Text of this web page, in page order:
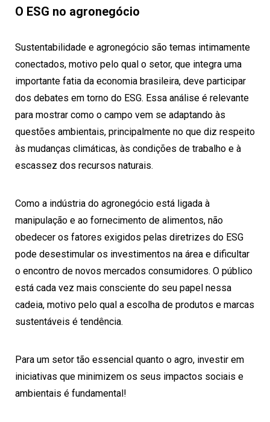
O ESG no agronegócio
Sustentabilidade e agronegócio são temas intimamente
conectados, motivo pelo qual o setor, que integra uma
importante fatia da economia brasileira, deve participar
dos debates em torno do ESG. Essa análise é relevante
para mostrar como o campo vem se adaptando às
questões ambientais, principalmente no que diz respeito
às mudanças climáticas, às condições de trabalho e à
escassez dos recursos naturais.
Como a indústria do agronegócio está ligada à
manipulação e ao fornecimento de alimentos, não
obedecer os fatores exigidos pelas diretrizes do ESG
pode desestimular os investimentos na área e dificultar
o encontro de novos mercados consumidores. O público
está cada vez mais consciente do seu papel nessa
cadeia, motivo pelo qual a escolha de produtos e marcas
sustentáveis é tendência.
Para um setor tão essencial quanto o agro, investir em
iniciativas que minimizem os seus impactos sociais e
ambientais é fundamental!